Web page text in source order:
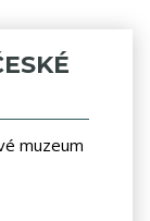
muzeum